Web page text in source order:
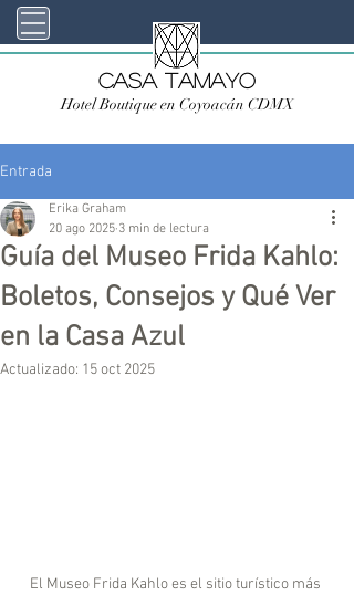
Casa TAMAYO
Hotel Boutique en Coyoacán CDMX
Entrada
Guía del Museo Frida Kahlo:
Boletos, Consejos y Qué Ver
en la Casa Azul
Erika Graham
20 ago 2025 3 min de lectura
Actualizado: 15 oct 2025
El Museo Frida Kahlo es el sitio turístico más